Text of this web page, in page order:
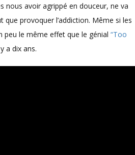
nous avoir agrippé en douceur, ne va
provoquer l’addiction. Même si les
peu le même effet que le génial “Too
a dix ans.